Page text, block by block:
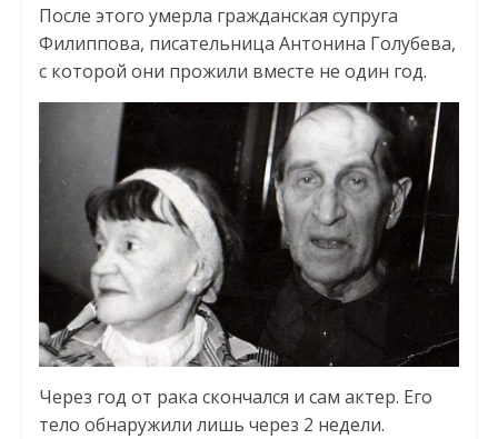
После этого умерла гражданская супруга
Филиппова, писательница Антонина Голубева,
с которой они прожили вместе не один год.
Через год от рака скончался и сам актер. Его
тело обнаружили лишь через 2 недели.